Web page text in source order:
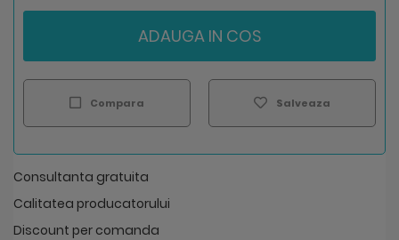
ADAUGA IN COS
Salveaza
Compara
Consultanta gratuita
Calitatea producatorului
Discount per comanda